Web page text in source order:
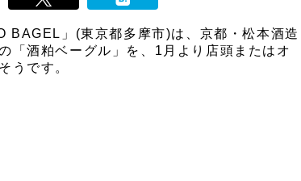
BAGEL」(東京都多摩市)は、京都・松本酒造
「酒粕ベーグル」を、1月より店頭またはオ
うです。